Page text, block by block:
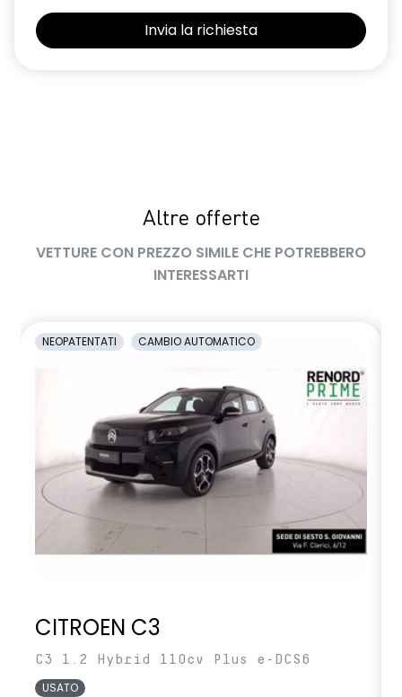
Selleria Stepway in tessuto blu e nero
Volante regolabile in altezza e profondità
Altre offerte
VETTURE CON PREZZO SIMILE CHE POTREBBERO
INTERESSARTI
NEOPATENTATI CAMBIO AUTOMATICO
CITROEN C3
C3 1.2 Hybrid 110cv Plus e-DCS6
USATO